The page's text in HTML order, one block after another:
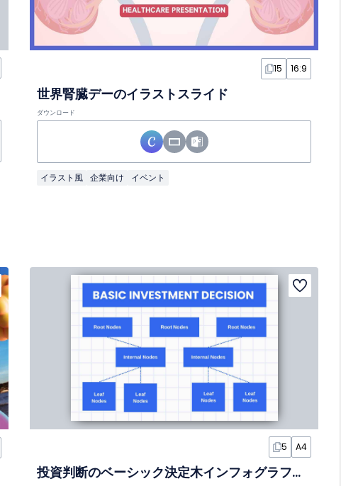
15 16:9
世界腎臓デーのイラストスライド
ダウンロード
イラスト風 企業向け イベント
5 A4
投資判断のベーシック決定木インフォグラフィック